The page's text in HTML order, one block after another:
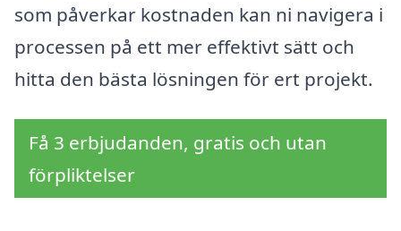
som påverkar kostnaden kan ni navigera i
processen på ett mer effektivt sätt och
hitta den bästa lösningen för ert projekt.
Få 3 erbjudanden, gratis och utan
förpliktelser